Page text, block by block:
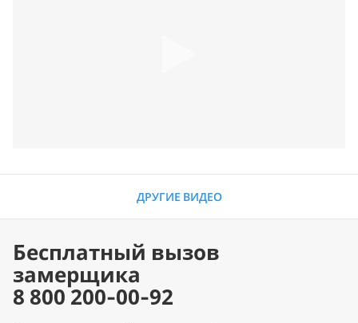
ДРУГИЕ ВИДЕО
Бесплатный вызов
замерщика
8 800 200-00-92